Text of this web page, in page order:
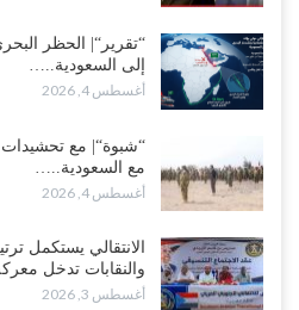
“تقرير“| الحظر
إلى السعودية..…
أغسطس 4, 2026
“شبوة“| مع تحشيدات
مع السعودية..…
أغسطس 4, 2026
الانتقالي يستكمل
والنقابات تدخل
أغسطس 3, 2026